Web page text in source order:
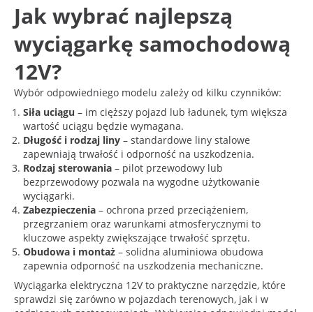
Jak wybrać najlepszą
wyciągarkę samochodową
12V?
Wybór odpowiedniego modelu zależy od kilku czynników:
Siła uciągu – im cięższy pojazd lub ładunek, tym większa
wartość uciągu będzie wymagana.
Długość i rodzaj liny– standardowe liny stalowe
zapewniają trwałość i odporność na uszkodzenia.
Rodzaj sterowania– pilot przewodowy lub
bezprzewodowy pozwala na wygodne użytkowanie
wyciągarki.
Zabezpieczenia– ochrona przed przeciążeniem,
przegrzaniem oraz warunkami atmosferycznymi to
kluczowe aspekty zwiększające trwałość sprzętu.
Obudowa i montaż – solidna aluminiowa obudowa
zapewnia odporność na uszkodzenia mechaniczne.
Wyciągarka elektryczna 12V to praktyczne narzędzie, które
sprawdzi się zarówno w pojazdach terenowych, jak i w